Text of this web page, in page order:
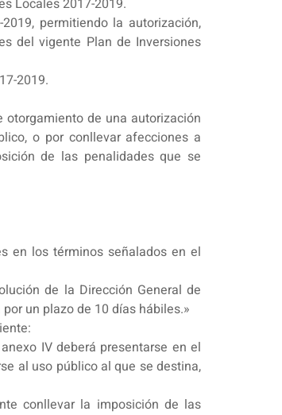
permitiendo la autorización,
del vigente Plan de Inversiones
2019.
de una autorización
o por conllevar afecciones a
de las penalidades que se
en los términos señalados en el
de la Dirección General de
un plazo de 10 días hábiles.»
IV deberá presentarse en el
al uso público al que se destina,
conllevar la imposición de las